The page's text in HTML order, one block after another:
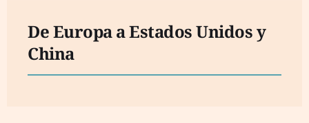
De Europa a Estados Unidos y
China